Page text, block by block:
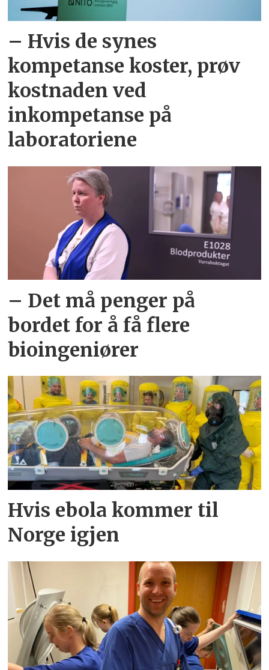
– Hvis de synes
kompetanse koster, prøv
kostnaden ved
inkompetanse på
laboratoriene
– Det må penger på
bordet for å få flere
bioingeniører
Hvis ebola kommer til
Norge igjen